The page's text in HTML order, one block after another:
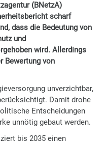
(BNetzA)
scharf
dass die Bedeutung von
und
wird. Allerdings
Bewertung von
unverzichtbar,
Damit drohe
Entscheidungen
unnötig gebaut werden.
bis 2035 einen